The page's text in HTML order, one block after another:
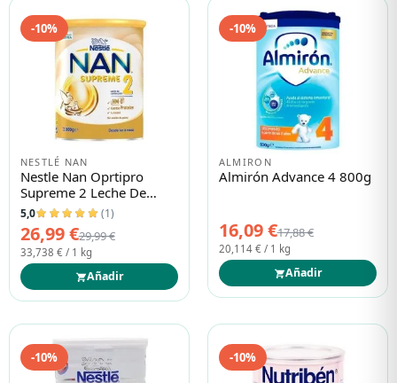
NESTLÉ NAN
Nestle Nan Oprtipro
Supreme 2 Leche De
Continuación 800g
5,0 (1)
26,99 €29,99 €
33,738 € / 1 kg
Añadir
-10%
ALMIRON
Almirón Advance 4 800g
16,09 €17,88 €
20,114 € / 1 kg
Añadir
-10%
-10% -10%